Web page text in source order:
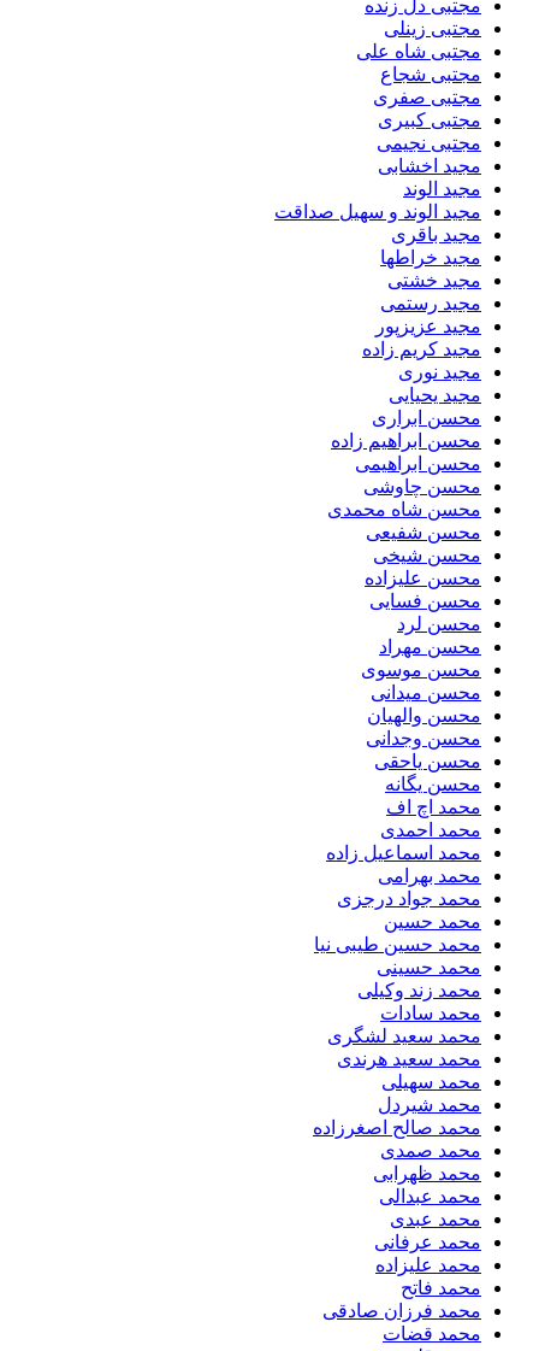
مجتبی دل زنده
مجتبی زینلی
مجتبی شاه علی
مجتبی شجاع
مجتبی صفری
مجتبی کبیری
مجتبی نجیمی
مجید اخشابی
مجید الوند‎
مجید الوند و سهیل صداقت
مجید باقری
مجید خراطها
مجید خشتی
مجید رستمی
مجید عزیزپور
مجید کریم زاده
مجید نوری
مجید یحیایی
محسن ابراری
محسن ابراهیم زاده
محسن ابراهیمی
محسن چاوشی
محسن شاه محمدی
محسن شفیعی
محسن شیخی
محسن علیزاده
محسن فسایی
محسن لرد
محسن مهراد
محسن موسوی
محسن میدانی
محسن والهیان
محسن وجدانی
محسن یاحقی
محسن یگانه
محمد اچ اف
محمد احمدی
محمد اسماعیل زاده
محمد بهرامی
محمد جواد درجزی
محمد حسین
محمد حسین طیبی نیا
محمد حسینی
محمد زند وکیلی
محمد سادات
محمد سعید لشگری
محمد سعید هرندی
محمد سهیلی
​محمد شیردل
محمد صالح اصغرزاده
محمد صمدی
محمد ظهرابی
محمد عبدالی
محمد عبدی
محمد عرفانی
محمد علیزاده
محمد فاتح
محمد فرزان صادقی
محمد قضات